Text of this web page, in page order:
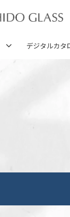
デジタルカタ